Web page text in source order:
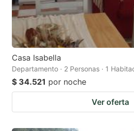
Casa Isabella
Departamento · 2 Personas · 1
$ 34.521 por noche
Ver oferta